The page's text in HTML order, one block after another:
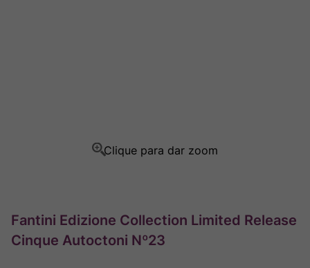
Fantini Edizione Collection Limited Release
Cinque Autoctoni Nº23